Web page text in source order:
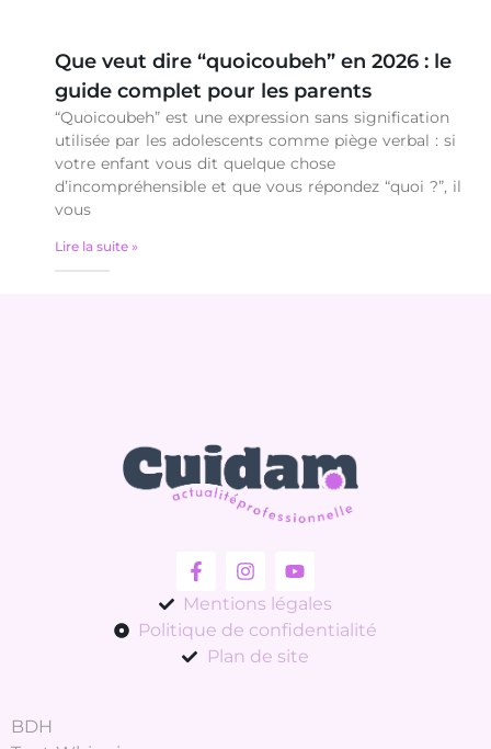
Que veut dire “quoicoubeh” en 2026 : le
guide complet pour les parents
“Quoicoubeh” est une expression sans signification
utilisée par les adolescents comme piège verbal : si
votre enfant vous dit quelque chose
d’incompréhensible et que vous répondez “quoi ?”, il
vous
Lire la suite »
Mentions légales
Politique de confidentialité
Plan de site
BDH